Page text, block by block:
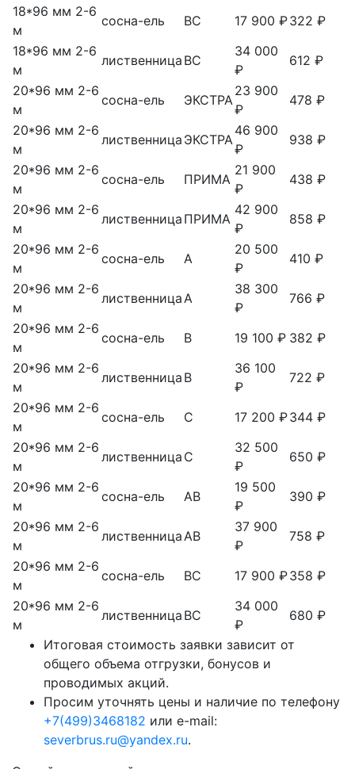
18*96 мм 2-6
м
сосна-ель ВС 17 900 ₽322 ₽
18*96 мм 2-6
м
лиственница ВС
34 000
₽
612 ₽
20*96 мм 2-6
м
сосна-ель ЭКСТРА
23 900
₽
478 ₽
20*96 мм 2-6
м
лиственница ЭКСТРА
46 900
₽
938 ₽
20*96 мм 2-6
м
сосна-ель ПРИМА
21 900
₽
438 ₽
20*96 мм 2-6
м
лиственница ПРИМА
42 900
₽
858 ₽
20*96 мм 2-6
м
сосна-ель А
20 500
₽
410 ₽
20*96 мм 2-6
м
лиственницаА
38 300
₽
766 ₽
20*96 мм 2-6
м
сосна-ель В 19 100 ₽ 382 ₽
20*96 мм 2-6
м
лиственница В
36 100
₽
722 ₽
20*96 мм 2-6
м
сосна-ель С 17 200 ₽344 ₽
20*96 мм 2-6
м
лиственница С
32 500
₽
650 ₽
20*96 мм 2-6
м
сосна-ель АВ
19 500
₽
390 ₽
20*96 мм 2-6
м
лиственницаАВ
37 900
₽
758 ₽
20*96 мм 2-6
м
сосна-ель ВС 17 900 ₽358 ₽
20*96 мм 2-6
м
лиственница ВС
34 000
₽
680 ₽
Итоговая стоимость заявки зависит от
общего объема отгрузки, бонусов и
проводимых акций.
Просим уточнять цены и наличие по телефону
+7(499)3468182 или e-mail:
severbrus.ru@yandex.ru.